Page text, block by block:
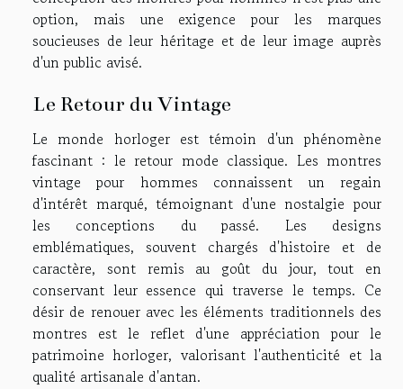
option, mais une exigence pour les marques
soucieuses de leur héritage et de leur image auprès
d'un public avisé.
Le Retour du Vintage
Le monde horloger est témoin d'un phénomène
fascinant : le retour mode classique. Les montres
vintage pour hommes connaissent un regain
d'intérêt marqué, témoignant d'une nostalgie pour
les conceptions du passé. Les designs
emblématiques, souvent chargés d'histoire et de
caractère, sont remis au goût du jour, tout en
conservant leur essence qui traverse le temps. Ce
désir de renouer avec les éléments traditionnels des
montres est le reflet d'une appréciation pour le
patrimoine horloger, valorisant l'authenticité et la
qualité artisanale d'antan.